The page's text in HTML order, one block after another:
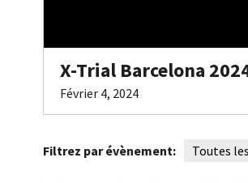
X-Trial Barcelona
Février 4, 2024
Filtrez par évènement: